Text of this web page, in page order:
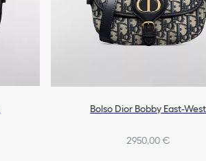
Bolso Dior Bobby East-West
2950,00 €